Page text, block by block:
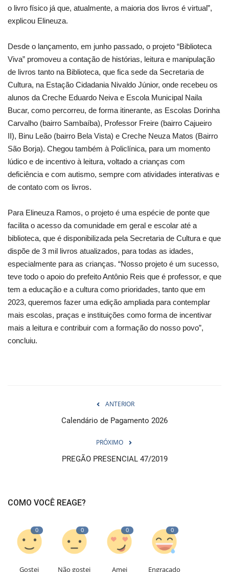
o livro físico já que, atualmente, a maioria dos livros é virtual”,
explicou Elineuza.
Desde o lançamento, em junho passado, o projeto “Biblioteca
Viva” promoveu a contação de histórias, leitura e manipulação
de livros tanto na Biblioteca, que fica sede da Secretaria de
Cultura, na Estação Cidadania Nivaldo Júnior, onde recebeu os
alunos da Creche Eduardo Neiva e Escola Municipal Naila
Bucar, como percorreu, de forma itinerante, as Escolas Dorinha
Carvalho (bairro Sambaíba), Professor Freire (bairro Cajueiro
II), Binu Leão (bairro Bela Vista) e Creche Neuza Matos (Bairro
São Borja). Chegou também à Policlínica, para um momento
lúdico e de incentivo à leitura, voltado a crianças com
deficiência e com autismo, sempre com atividades interativas e
de contato com os livros.
Para Elineuza Ramos, o projeto é uma espécie de ponte que
facilita o acesso da comunidade em geral e escolar até a
biblioteca, que é disponibilizada pela Secretaria de Cultura e que
dispõe de 3 mil livros atualizados, para todas as idades,
especialmente para as crianças. “Nosso projeto é um sucesso,
teve todo o apoio do prefeito Antônio Reis que é professor, e que
tem a educação e a cultura como prioridades, tanto que em
2023, queremos fazer uma edição ampliada para contemplar
mais escolas, praças e instituições como forma de incentivar
mais a leitura e contribuir com a formação do nosso povo”,
concluiu.
ANTERIOR
Calendário de Pagamento 2026
PRÓXIMO
PREGÃO PRESENCIAL 47/2019
COMO VOCÊ REAGE?
0
Gostei
0
Não gostei
0
Amei
0
Engraçado